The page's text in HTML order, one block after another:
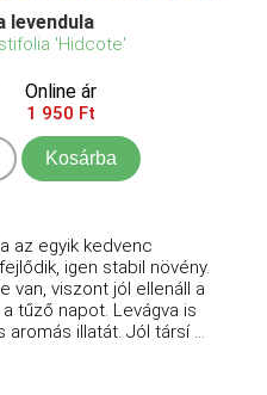
levendula
'Hidcote'
Online ár
1 950 Ft
Kosárba
az egyik kedvenc
igen stabil növény.
van, viszont jól ellenáll a
tűző napot. Levágva is
illatát. Jól társí ...